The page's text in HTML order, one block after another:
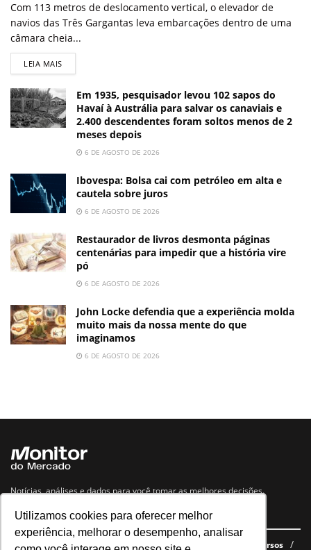
Utilizamos cookies para oferecer melhor
experiência, melhorar o desempenho, analisar
Com 113 metros de deslocamento vertical, o elevador de
navios das Três Gargantas leva embarcações dentro de uma
câmara cheia...
LEIA MAIS
Em 1935, pesquisador levou 102 sapos do
Havaí à Austrália para salvar os canaviais e
2.400 descendentes foram soltos menos de 2
meses depois
6 DE AGOSTO DE 2026
Ibovespa: Bolsa cai com petróleo em alta e
cautela sobre juros
6 DE AGOSTO DE 2026
Restaurador de livros desmonta páginas
centenárias para impedir que a história vire
pó
6 DE AGOSTO DE 2026
John Locke defendia que a experiência molda
muito mais da nossa mente do que
imaginamos
6 DE AGOSTO DE 2026
Notícias, análises e dados para você tomar as melhores decisões.
Navegue no site
Últimas notícias Quem somos E-books gratuitos Cursos